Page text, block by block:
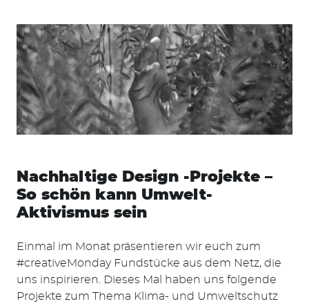
Nachhaltige Design -Projekte –
So schön kann Umwelt-
Aktivismus sein
Einmal im Monat präsentieren wir euch zum
#creativeMonday Fundstücke aus dem Netz, die
uns inspirieren. Dieses Mal haben uns folgende
Projekte zum Thema Klima- und Umweltschutz